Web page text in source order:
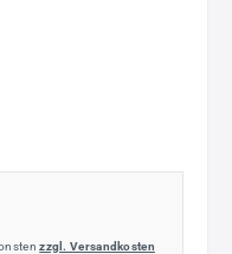
zzgl. Versandkosten